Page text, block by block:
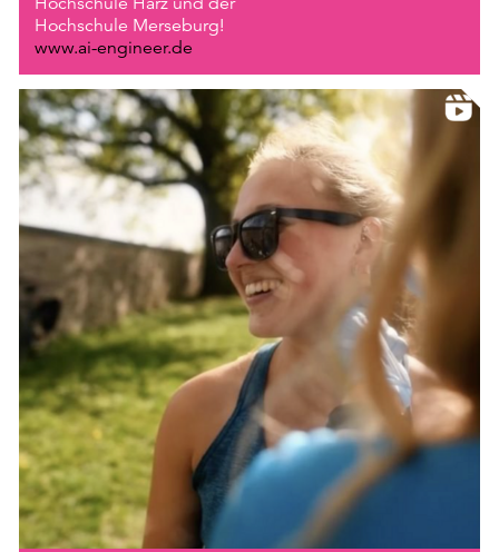
Hochschule Merseburg!
www.ai-engineer.de